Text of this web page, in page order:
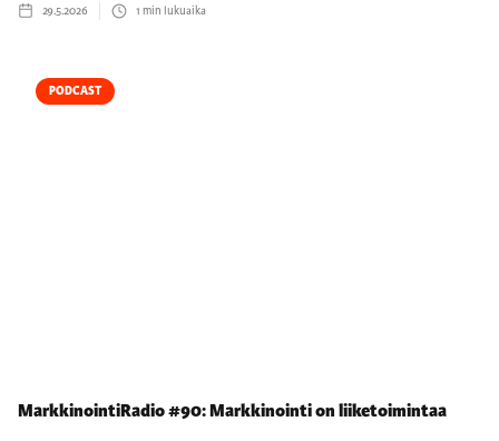
29.5.2026 1 min lukuaika
PODCAST
MarkkinointiRadio #90: Markkinointi on liiketoimintaa